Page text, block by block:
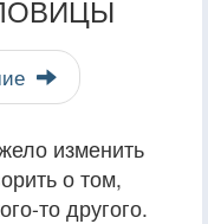
изменить
о том,
то другого.